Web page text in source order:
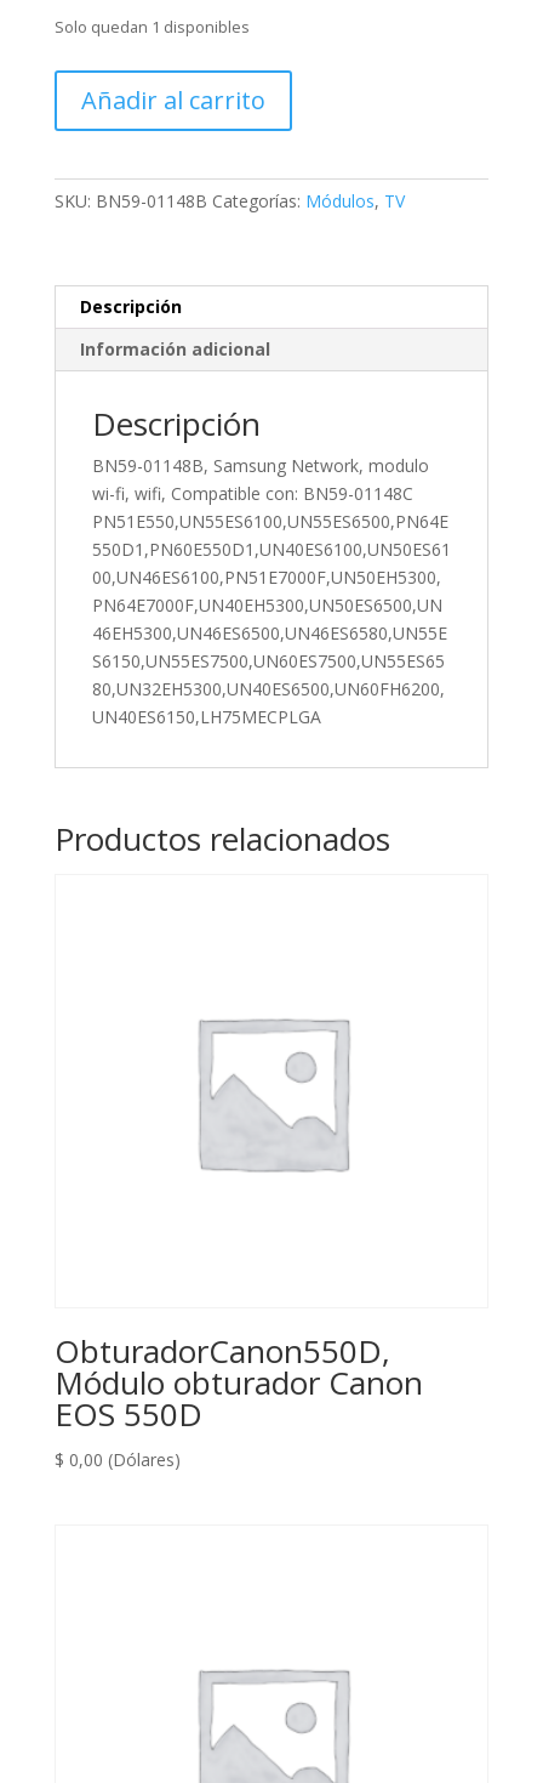
Solo quedan 1 disponibles
01148B,
Samsung
modulo
Compatible
con:
BN59-
Añadir al carrito
SKU: BN59-01148B Categorías: Módulos, TV
Descripción
Información adicional
Descripción
BN59-01148B, Samsung Network, modulo
wi-fi, wifi, Compatible con: BN59-01148C
PN51E550,UN55ES6100,UN55ES6500,PN64E
550D1,PN60E550D1,UN40ES6100,UN50ES61
00,UN46ES6100,PN51E7000F,UN50EH5300,
PN64E7000F,UN40EH5300,UN50ES6500,UN
46EH5300,UN46ES6500,UN46ES6580,UN55E
S6150,UN55ES7500,UN60ES7500,UN55ES65
80,UN32EH5300,UN40ES6500,UN60FH6200,
UN40ES6150,LH75MECPLGA
Productos relacionados
ObturadorCanon550D,
Módulo obturador Canon
EOS 550D
$ 0,00 (Dólares)